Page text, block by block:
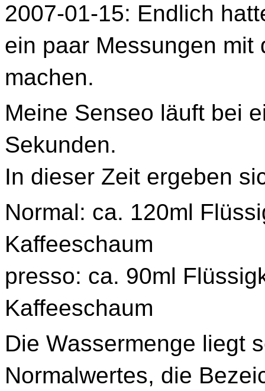
2007-01-15: Endlich
ein paar Messungen mit
machen.
Meine Senseo läuft bei
Sekunden.
In dieser Zeit ergeben
Normal: ca. 120ml
Kaffeeschaum
presso: ca. 90ml
Kaffeeschaum
Die Wassermenge liegt
Normalwertes, die